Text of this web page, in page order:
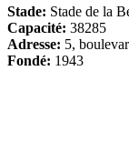
Stade: Stade de la
Capacité: 38285
Adresse: 5,
Fondé: 1943